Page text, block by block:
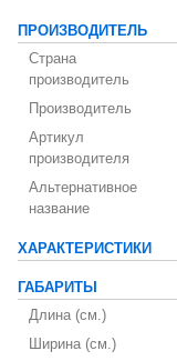
ПРОИЗВОДИТЕЛЬ
Страна
производитель
Производитель
Артикул
производителя
Альтернативное
название
ХАРАКТЕРИСТИКИ
ГАБАРИТЫ
Длина (см.)
Ширина (см.)